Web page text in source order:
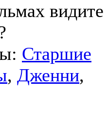
видите
Старшие
, Дженни,